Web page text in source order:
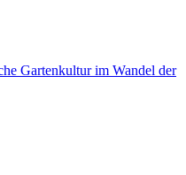
Gartenkultur im Wandel der